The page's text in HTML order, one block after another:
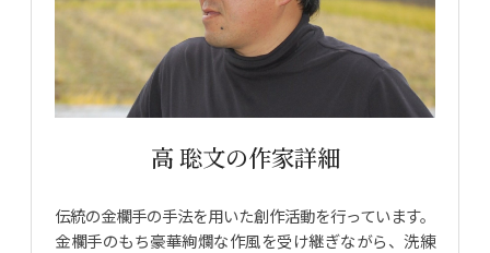
高 聡文の作家詳細
伝統の金欄手の手法を用いた創作活動を行っています。
金欄手のもち豪華絢爛な作風を受け継ぎながら、洗練